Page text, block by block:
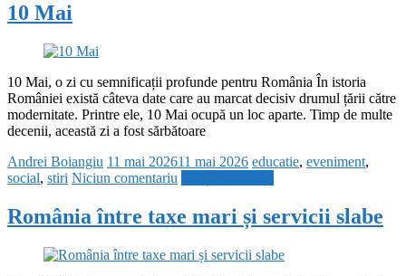
10 Mai
10 Mai, o zi cu semnificații profunde pentru România În istoria
României există câteva date care au marcat decisiv drumul țării către
modernitate. Printre ele, 10 Mai ocupă un loc aparte. Timp de multe
decenii, această zi a fost sărbătoare
Andrei Boiangiu 11 mai 202611 mai 2026 educatie, eveniment,
social, stiri Niciun comentariu
România între taxe mari și servicii slabe